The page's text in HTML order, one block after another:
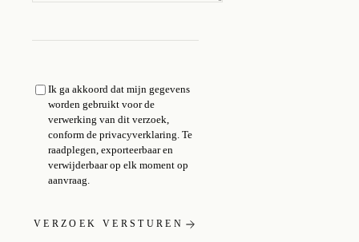
Ik ga akkoord dat mijn gegevens
worden gebruikt voor de
verwerking van dit verzoek,
conform de privacyverklaring . Te
raadplegen, exporteerbaar en
verwijderbaar op elk moment op
aanvraag.
VERZOEK VERSTUREN